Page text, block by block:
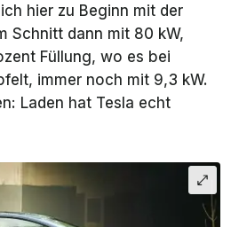
hier zu Beginn mit der
Schnitt dann mit 80 kW,
Füllung, wo es bei
immer noch mit 9,3 kW.
Laden hat Tesla echt